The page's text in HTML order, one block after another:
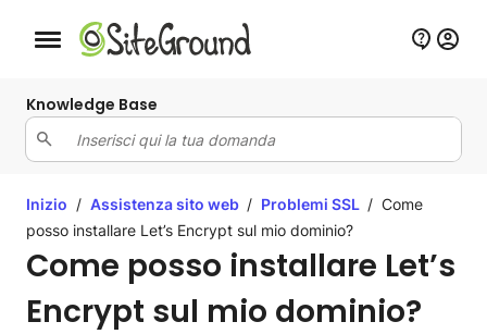
Bottone navigazione da mobile
Knowledge Base
Inizio / Assistenza sito web / Problemi SSL / Come
posso installare Let’s Encrypt sul mio dominio?
Come posso installare Let’s
Encrypt sul mio dominio?